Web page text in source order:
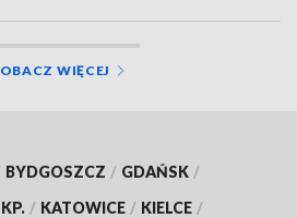
WIĘCEJ
BYDGOSZCZ / GDAŃSK /
/ KATOWICE / KIELCE /